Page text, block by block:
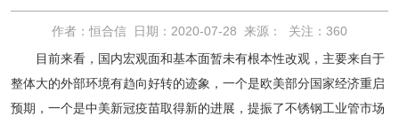
作者：恒合信 日期：2020-07-28 来源： 关注： 360
目前来看，国内宏观面和基本面暂未有根本性改观，主要来自于
整体大的外部环境有趋向好转的迹象，一个是欧美部分国家经济重启
预期，一个是中美新冠疫苗取得新的进展，提振了不锈钢工业管市场